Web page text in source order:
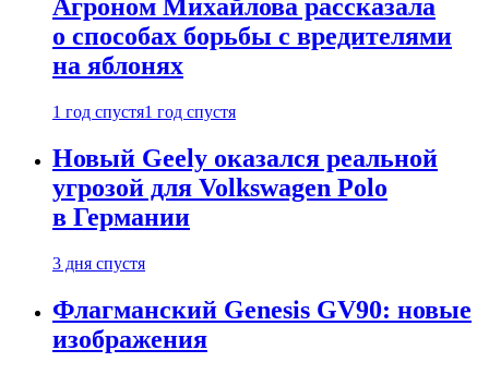
Агроном Михайлова рассказала
о способах борьбы с вредителями
на яблонях
1 год спустя1 год спустя
Новый Geely оказался реальной
угрозой для Volkswagen Polo
в Германии
3 дня спустя
Флагманский Genesis GV90: новые
изображения